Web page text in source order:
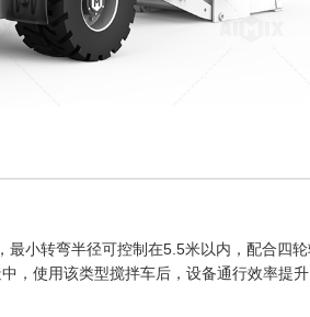
小转弯半径可控制在5.5米以内，配合四轮
，使用该类型搅拌车后，设备通行效率提升